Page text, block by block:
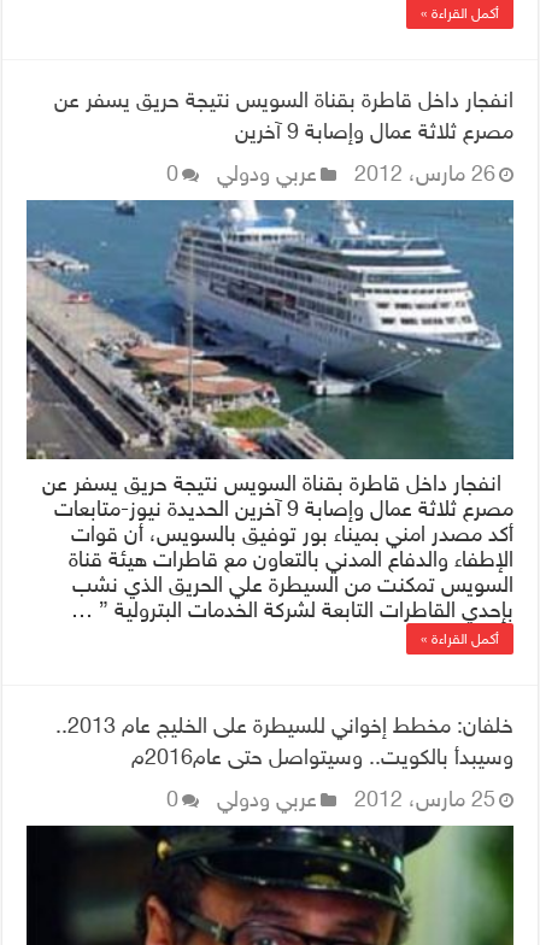
أكمل القراءة »
انفجار داخل قاطرة بقناة السويس نتيجة حريق يسفر عن
مصرع ثلاثة عمال وإصابة 9 آخرين
26 مارس، 2012
عربي ودولي 0
انفجار داخل قاطرة بقناة السويس نتيجة حريق يسفر عن
مصرع ثلاثة عمال وإصابة 9 آخرين الحديدة نيوز-متابعات
أكد مصدر امني بميناء بور توفيق بالسويس، أن قوات
الإطفاء والدفاع المدني بالتعاون مع قاطرات هيئة قناة
السويس تمكنت من السيطرة علي الحريق الذي نشب
بإحدي القاطرات التابعة لشركة الخدمات البترولية ” …
أكمل القراءة »
خلفان: مخطط إخواني للسيطرة على الخليج عام 2013..
وسيبدأ بالكويت.. وسيتواصل حتى عام2016م
25 مارس، 2012
عربي ودولي 0